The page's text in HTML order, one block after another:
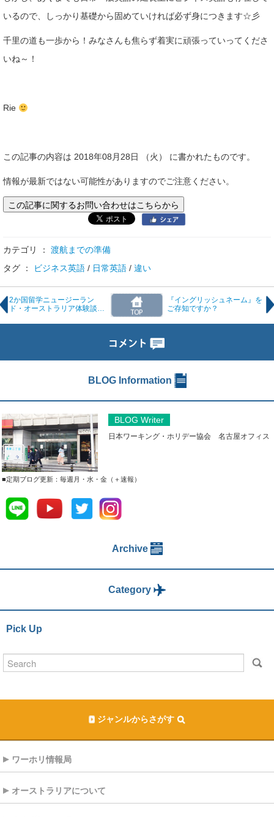
いるので、しっかり基礎から固めていければ必ず身につきます☆彡
千里の道も一歩から！みなさんも焦らず着実に頑張っていってくださ
いね～！
Rie
この記事の内容は 2018年08月28日 （火） に書かれたものです。
情報が最新ではない可能性がありますのでご注意ください。
この記事に関するお問い合わせはこちらから
カテゴリ ： 渡航までの準備
タグ ：
ビジネス英語 / 日常英語 / 違い
2か国留学ニュージーラン
ド・オーストラリア体験談セ
『イングリッシュネーム』を
ご存知ですか？
BLOG Information
BLOG Writer
日本ワーキング・ホリデー協会 名古屋オフィス
■定期ブログ更新：毎週月・水・金（＋速報）
Archive
Category
Pick Up
ジャンルからさがす
ワーホリ情報局
オーストラリアについて